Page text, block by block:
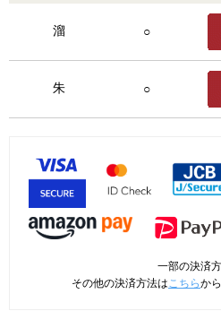
溜 ○
朱 ○
一部の決済
その他の決済方法はこちらか